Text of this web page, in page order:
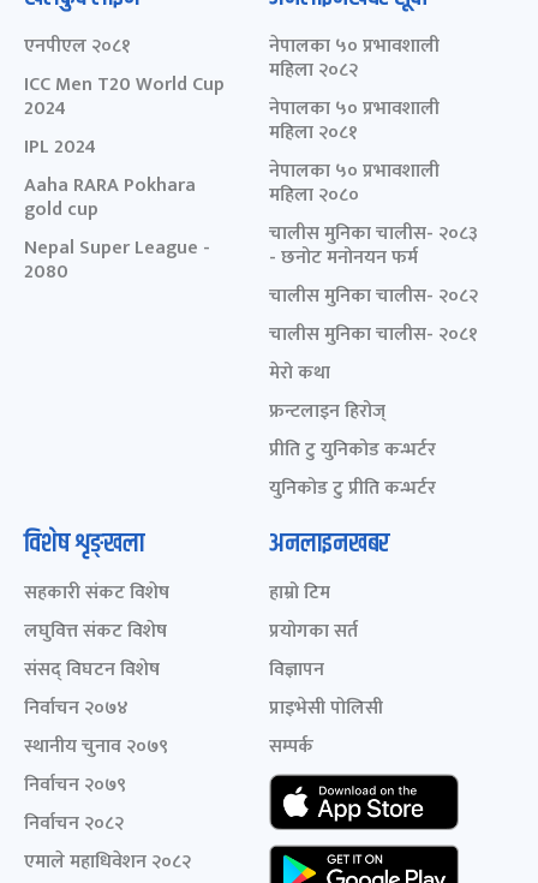
एनपीएल २०८१
ICC Men T20 World Cup
2024
IPL 2024
Aaha RARA Pokhara
gold cup
Nepal Super League -
2080
नेपालका ५० प्रभावशाली
महिला २०८२
नेपालका ५० प्रभावशाली
महिला २०८१
नेपालका ५० प्रभावशाली
महिला २०८०
चालीस मुनिका चालीस- २०८३
- छनोट मनोनयन फर्म
चालीस मुनिका चालीस- २०८२
चालीस मुनिका चालीस- २०८१
मेरो कथा
फ्रन्टलाइन हिरोज्
प्रीति टु युनिकोड कन्भर्टर
युनिकोड टु प्रीति कन्भर्टर
विशेष शृङ्खला
सहकारी संकट विशेष
लघुवित्त संकट विशेष
संसद् विघटन विशेष
निर्वाचन २०७४
स्थानीय चुनाव २०७९
निर्वाचन २०७९
निर्वाचन २०८२
एमाले महाधिवेशन २०८२
अनलाइनखबर
हाम्रो टिम
प्रयोगका सर्त
विज्ञापन
प्राइभेसी पोलिसी
सम्पर्क